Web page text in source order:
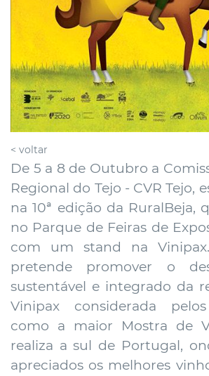
< voltar
De 5 a 8 de Outubro a
Regional do Tejo - CVR Tejo,
na 10ª edição da RuralBeja,
no Parque de Feiras de
com um stand na
pretende promover o
sustentável e integrado da
Vinipax considerada
como a maior Mostra de
realiza a sul de Portugal,
apreciados os melhores